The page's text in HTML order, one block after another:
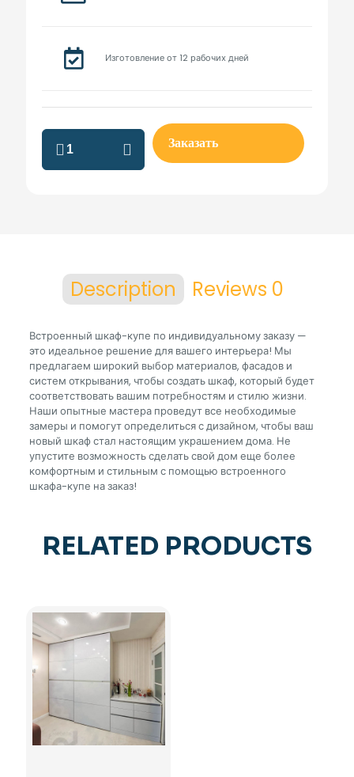
Изготовление от 12 рабочих дней
шкаф
по
Заказать
Description Reviews 0
Встроенный шкаф-купе по индивидуальному заказу —
это идеальное решение для вашего интерьера! Мы
предлагаем широкий выбор материалов, фасадов и
систем открывания, чтобы создать шкаф, который будет
соответствовать вашим потребностям и стилю жизни.
Наши опытные мастера проведут все необходимые
замеры и помогут определиться с дизайном, чтобы ваш
новый шкаф стал настоящим украшением дома. Не
упустите возможность сделать свой дом еще более
комфортным и стильным с помощью встроенного
шкафа-купе на заказ!
RELATED PRODUCTS